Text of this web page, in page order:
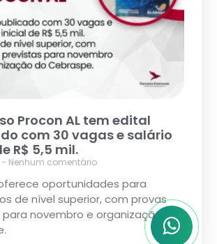
Procon AL tem edital
com 30 vagas e salário
R$ 5,5 mil.
Nenhum comentário
oportunidades para
de nível superior, com provas
novembro e organização do